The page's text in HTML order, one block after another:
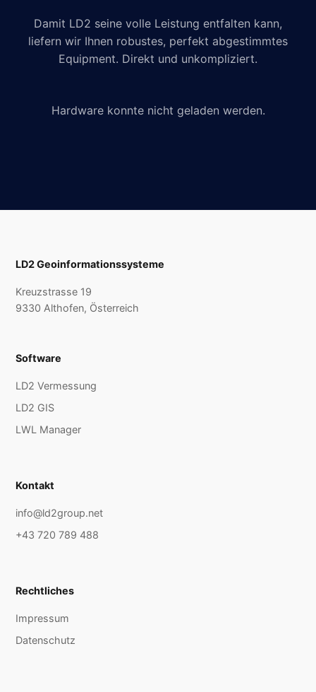
Damit LD2 seine volle Leistung entfalten kann,
liefern wir Ihnen robustes, perfekt abgestimmtes
Equipment. Direkt und unkompliziert.
Hardware konnte nicht geladen werden.
LD2 Geoinformationssysteme
Kreuzstrasse 19
9330 Althofen, Österreich
Software
LD2 Vermessung
LD2 GIS
LWL Manager
Kontakt
info@ld2group.net
+43 720 789 488
Rechtliches
Impressum
Datenschutz